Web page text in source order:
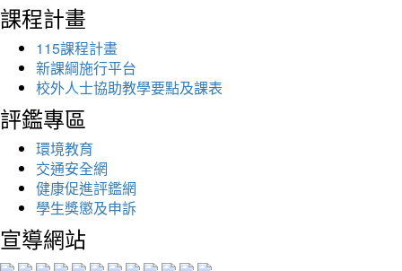
課程計畫
115課程計畫
新課綱施行平台
校外人士協助教學要點及課表
評鑑專區
環境教育
交通安全網
健康促進評鑑網
學生獎懲及申訴
宣導網站